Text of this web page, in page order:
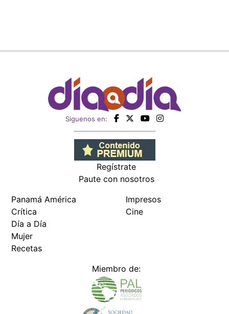
Siguenos en:
Regístrate
Paute con nosotros
Panamá América
Crítica
Día a Día
Mujer
Recetas
Impresos
Cine
Miembro de: